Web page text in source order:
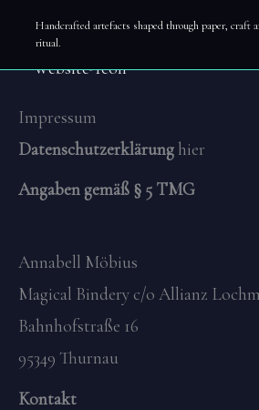
Inhalt
springen
Handcrafted artefacts shaped through paper, craft
ritual.
Impressum
Datenschutzerklärunghier
Angaben gemäß § 5 TMG
Annabell Möbius
Magical Bindery c/o Allianz
Bahnhofstraße 16
95349 Thurnau
Kontakt